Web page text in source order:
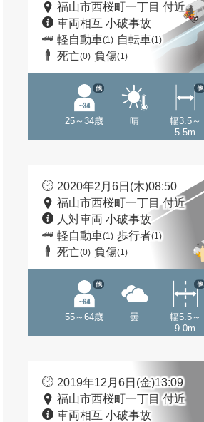
福山市西桜町一丁目 付近
車両相互 小破事故
軽自動車(1) 自転車(1)
死亡(0) 負傷(1)
25～34歳
他
晴
幅3.5～
5.5m
他
2020年2月6日(木)08:50
福山市西桜町一丁目 付近
人対車両 小破事故
軽自動車(1) 歩行者(1)
死亡(0) 負傷(1)
55～64歳
他
曇
幅5.5～
9.0m
他
2019年12月6日(金)13:09
福山市西桜町一丁目 付近
車両相互 小破事故